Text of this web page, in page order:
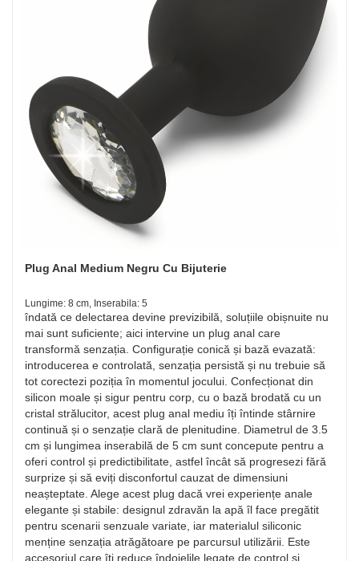
Plug Anal Medium Negru Cu Bijuterie
Lungime: 8 cm, Inserabila: 5
îndată ce delectarea devine previzibilă, soluțiile obișnuite nu
mai sunt suficiente; aici intervine un plug anal care
transformă senzația. Configurație conică și bază evazată:
introducerea e controlată, senzația persistă și nu trebuie să
tot corectezi poziția în momentul jocului. Confecționat din
silicon moale și sigur pentru corp, cu o bază brodată cu un
cristal strălucitor, acest plug anal mediu îți întinde stârnire
continuă și o senzație clară de plenitudine. Diametrul de 3.5
cm și lungimea inserabilă de 5 cm sunt concepute pentru a
oferi control și predictibilitate, astfel încât să progresezi fără
surprize și să eviți disconfortul cauzat de dimensiuni
neașteptate. Alege acest plug dacă vrei experiențe anale
elegante și stabile: designul zdravăn la apă îl face pregătit
pentru scenarii senzuale variate, iar materialul siliconic
menține senzația atrăgătoare pe parcursul utilizării. Este
accesoriul care îți reduce îndoielile legate de control și